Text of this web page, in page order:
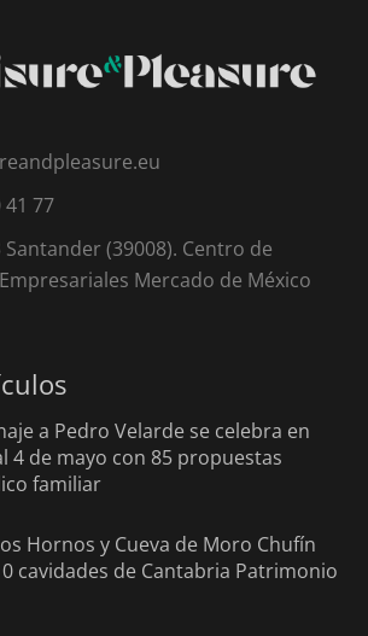
41 77
Santander (39008). Centro de
Mercado de México
a Pedro Velarde se celebra en
4 de mayo con 85 propuestas
familiar
Hornos y Cueva de Moro Chufín
cavidades de Cantabria Patrimonio